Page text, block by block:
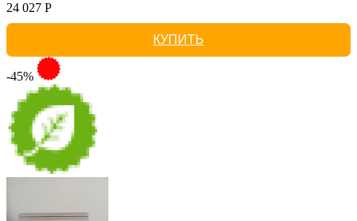
24 027 Р
КУПИТЬ
-45%